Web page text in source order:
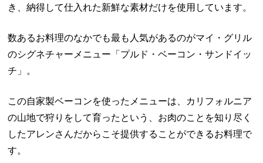
き、納得して仕入れた新鮮な素材だけを使用しています。
数あるお料理のなかでも最も人気があるのがマイ・グリル
のシグネチャーメニュー「プルド・ベーコン・サンドイッ
チ」。
この自家製ベーコンを使ったメニューは、カリフォルニア
の山地で狩りをして育ったという、お肉のことを知り尽く
したアレンさんだからこそ提供することができるお料理で
す。